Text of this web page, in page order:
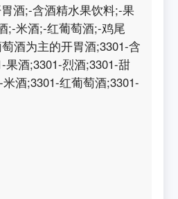
酒;-含酒精水果饮料;-果
;-米酒;-红葡萄酒;-鸡尾
酒为主的开胃酒;3301-含
果酒;3301-烈酒;3301-甜
酒;3301-红葡萄酒;3301-